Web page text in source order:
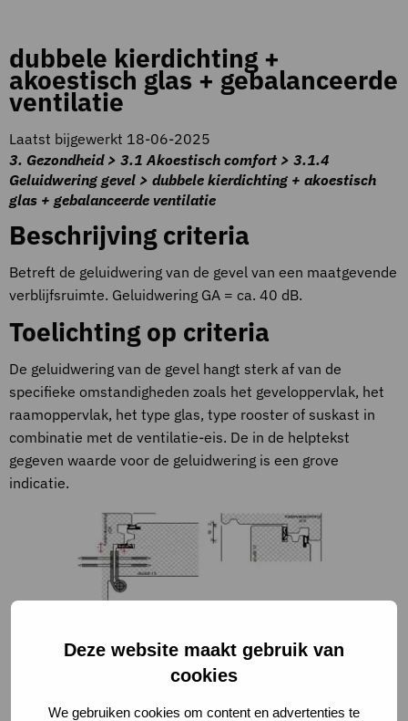
Deze website maakt gebruik van
cookies
We gebruiken cookies om content en advertenties te
dubbele kierdichting +
akoestisch glas + gebalanceerde
ventilatie
Laatst bijgewerkt 18-06-2025
3. Gezondheid > 3.1 Akoestisch comfort > 3.1.4
Geluidwering gevel > dubbele kierdichting + akoestisch
glas + gebalanceerde ventilatie
Beschrijving criteria
Betreft de geluidwering van de gevel van een maatgevende
verblijfsruimte. Geluidwering GA = ca. 40 dB.
Toelichting op criteria
De geluidwering van de gevel hangt sterk af van de
specifieke omstandigheden zoals het geveloppervlak, het
raamoppervlak, het type glas, type rooster of suskast in
combinatie met de ventilatie-eis. De in de helptekst
gegeven waarde voor de geluidwering is een grove
indicatie.